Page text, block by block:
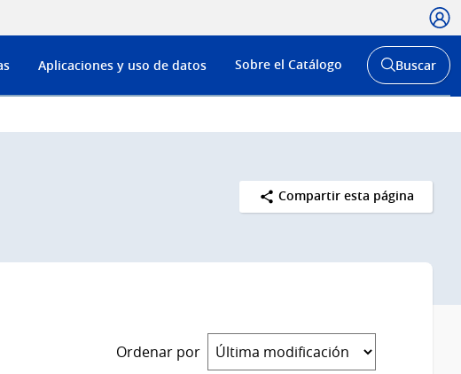
Menú
de
Aplicaciones y uso de datos Sobre el Catálogo
Abrir
buscador
Buscar
Compartir esta página
Ordenar por